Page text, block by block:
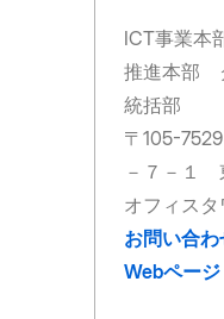
ICT事業本
推進本部
統括部
〒105-
－７－１
オフィスタ
お問い合わ
Webページ